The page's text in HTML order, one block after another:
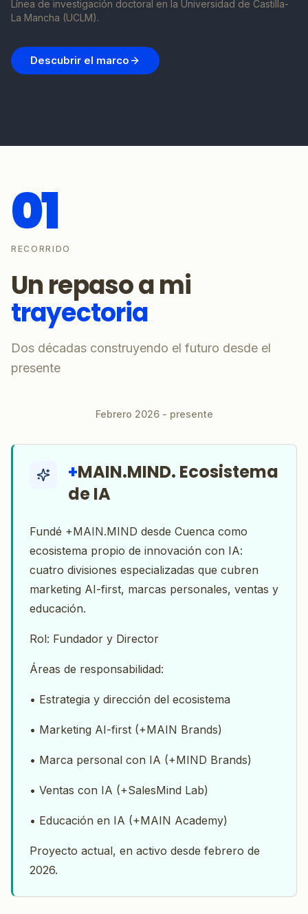
Línea de investigación doctoral en la Universidad de Castilla-
La Mancha (UCLM).
Descubrir el marco
01
RECORRIDO
Un repaso a mi
trayectoria
Dos décadas construyendo el futuro desde el
presente
Febrero 2026 - presente
+MAIN.MIND. Ecosistema
de IA
Fundé +MAIN.MIND desde Cuenca como
ecosistema propio de innovación con IA:
cuatro divisiones especializadas que cubren
marketing AI-first, marcas personales, ventas y
educación.
Rol: Fundador y Director
Áreas de responsabilidad:
• Estrategia y dirección del ecosistema
• Marketing AI-first (+MAIN Brands)
• Marca personal con IA (+MIND Brands)
• Ventas con IA (+SalesMind Lab)
• Educación en IA (+MAIN Academy)
Proyecto actual, en activo desde febrero de
2026.